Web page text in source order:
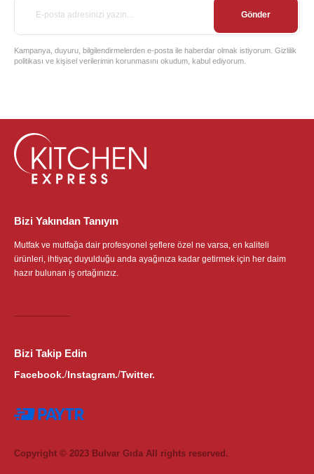
Gönder
Kampanya, duyuru, bilgilendirmelerden e-posta ile haberdar olmak istiyorum. Gizlilik
politikası ve kişisel verilerimin korunmasını okudum, kabul ediyorum.
Bizi Yakından Tanıyın
Mutfak ve mutfağa dair profesyonel şeflere özel ne varsa, en kaliteli
ürünleri, ihtiyaç duyulduğu anda ayağınıza kadar getirmek için her daim
hazır bulunan iş ortağınızız.
Bizi Takip Edin
Facebook./Instagram./Twitter.
Copyright © 2023 Bulvar Gıda All rights reserved.